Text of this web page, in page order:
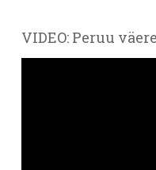
VIDEO: Peruu